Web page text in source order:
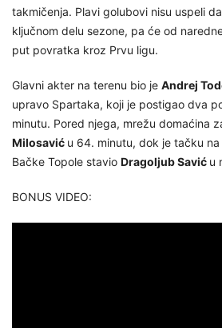
takmičenja. Plavi golubovi nisu uspeli
ključnom delu sezone, pa će od
put povratka kroz Prvu ligu.
Glavni akter na terenu bio je Andrej
upravo Spartaka, koji je postigao dva
minutu. Pored njega, mrežu domaćina
Milosavić u 64. minutu, dok je tačku
Bačke Topole stavio Dragoljub Savić u
BONUS VIDEO: